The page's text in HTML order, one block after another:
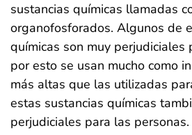
sustancias químicas llamadas
organofosforados. Algunos de
químicas son muy perjudiciales
por esto se usan mucho como
más altas que las utilizadas
estas sustancias químicas
perjudiciales para las personas.